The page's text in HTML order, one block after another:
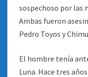
sospechoso por las
Ambas fueron
Pedro Toyos y
El hombre tenía
Luna. Hace tres